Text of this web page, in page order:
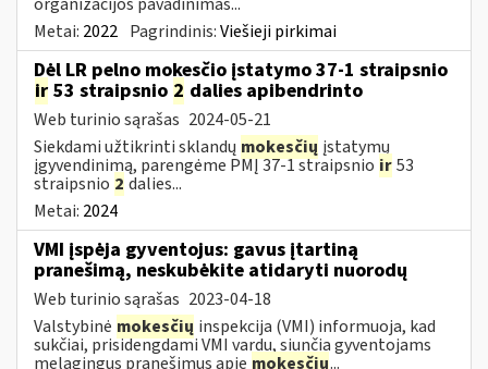
Metai: 2022 Pagrindinis:Viešieji pirkimai
Dėl LR pelno mokesčio įstatymo 37-1 straipsnio
ir 53 straipsnio 2 dalies apibendrinto
Web turinio sąrašas 2024-05-21
Siekdami užtikrinti sklandų mokesčių įstatymų
įgyvendinimą, parengėme PMĮ 37-1 straipsnio ir53
straipsnio 2 dalies...
Metai: 2024
VMI įspėja gyventojus: gavus įtartiną
pranešimą, neskubėkite atidaryti nuorodų
Web turinio sąrašas 2023-04-18
Valstybinė mokesčių inspekcija (VMI) informuoja, kad
sukčiai, prisidengdami VMI vardu, siunčia gyventojams
melagingus pranešimus apie mokesčių...